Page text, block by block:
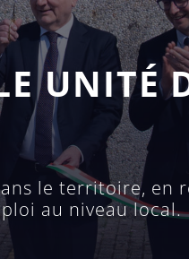
UNITÉ
le territoire, en
au niveau local.